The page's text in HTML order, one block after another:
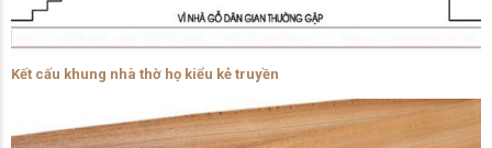
Kết cấu khung nhà thờ họ kiểu kẻ truyền